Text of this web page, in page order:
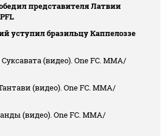
представителя Латвии
уступил бразильцу Каппелоззе
(видео). One FC. MMA/
(видео). One FC. MMA/
(видео). One FC. MMA/